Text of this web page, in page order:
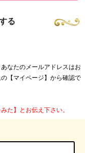
る
なたのメールアドレスはお
【マイページ】から確認で
た】とお伝え下さい。